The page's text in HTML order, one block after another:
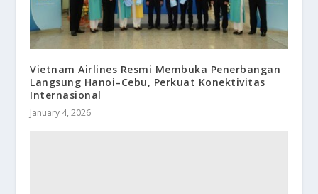
Vietnam Airlines Resmi Membuka Penerbangan
Langsung Hanoi–Cebu, Perkuat Konektivitas
Internasional
January 4, 2026